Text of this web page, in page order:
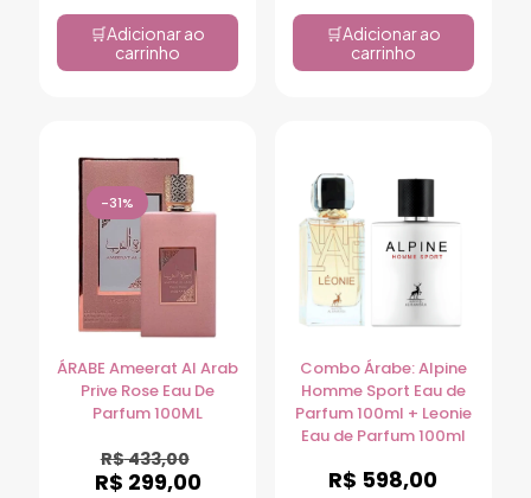
Adicionar ao
carrinho
Adicionar ao
carrinho
-31%
ÁRABE Ameerat Al Arab
Prive Rose Eau De
Parfum 100ML
R$433,00
R$ 299,00
Combo Árabe: Alpine
Homme Sport Eau de
Parfum 100ml + Leonie
Eau de Parfum 100ml
R$ 598,00